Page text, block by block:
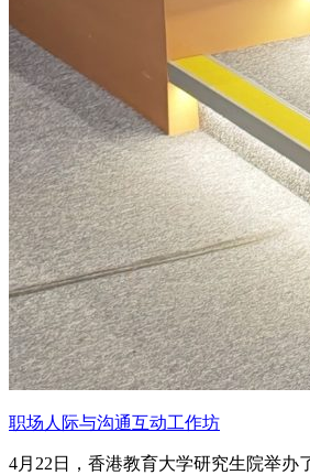
职场人际与沟通互动工作坊
4月22日，香港教育大学研究生院举办